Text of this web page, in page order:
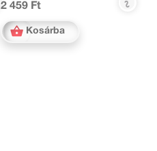
2 459 Ft
Kosárba